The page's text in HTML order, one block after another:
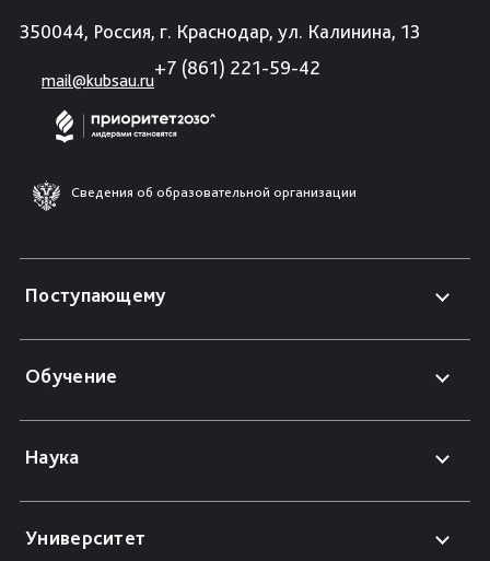
350044, Россия, г. Краснодар, ул. Калинина, 13
mail@kubsau.ru
+7 (861) 221-59-42
Сведения об образовательной организации
Поступающему
Обучение
Наука
Университет